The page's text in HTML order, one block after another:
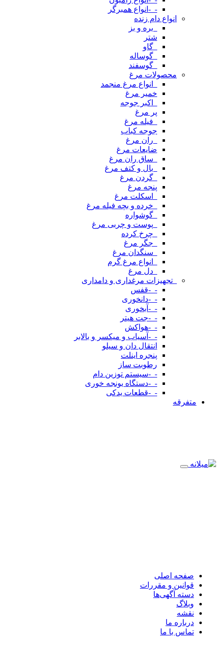
-_-انواع همبرگر
انواع دام زنده
_بره و بز
شتر
_گاو
_گوساله
_گوسفند
محصولات مرغ
_انواع مرغ منجمد
خمیر مرغ
_اکبر جوجه
پر مرغ
_فیله مرغ
جوجه کباب
_ران مرغ
ضایعات مرغ
_ساق ران مرغ
_بال و کتف مرغ
_گردن مرغ
پنجه مرغ
_اسکلت مرغ
_خرده و بچه فیله مرغ
_گوشواره
_پوست و چربی مرغ
_چرخ کرده
_جگر مرغ
_سنگدان مرغ
_انواع مرغ گرم
_دل مرغ
_تجهیزات مرغداری و دامداری
-_-قفس
-_-دانخوری
-_-آبخوری
-_-جت هیتر
-_-هواکش
-_-آسیاب و میکسر و بالابر
انتقال دان و سیلو
پنجره اینلت
رطوبت ساز
-_-سیستم توزین دام
-_-دستگاه یونجه خوری
-_-قطعات یدکی
متفرقه
صفحه اصلی
قوانین و مقررات
دسته آگهی‌ها
وبلاگ
نقشه
درباره ما
تماس با ما